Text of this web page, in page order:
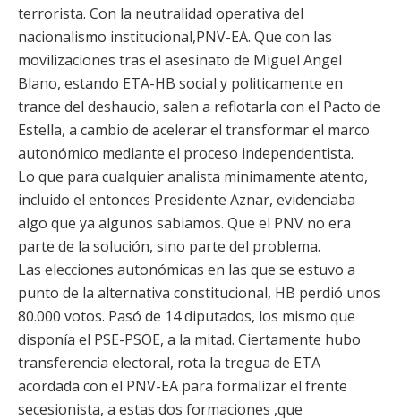
terrorista. Con la neutralidad operativa del
nacionalismo institucional,PNV-EA. Que con las
movilizaciones tras el asesinato de Miguel Angel
Blano, estando ETA-HB social y politicamente en
trance del deshaucio, salen a reflotarla con el Pacto de
Estella, a cambio de acelerar el transformar el marco
autonómico mediante el proceso independentista.
Lo que para cualquier analista minimamente atento,
incluido el entonces Presidente Aznar, evidenciaba
algo que ya algunos sabiamos. Que el PNV no era
parte de la solución, sino parte del problema.
Las elecciones autonómicas en las que se estuvo a
punto de la alternativa constitucional, HB perdió unos
80.000 votos. Pasó de 14 diputados, los mismo que
disponía el PSE-PSOE, a la mitad. Ciertamente hubo
transferencia electoral, rota la tregua de ETA
acordada con el PNV-EA para formalizar el frente
secesionista, a estas dos formaciones ,que